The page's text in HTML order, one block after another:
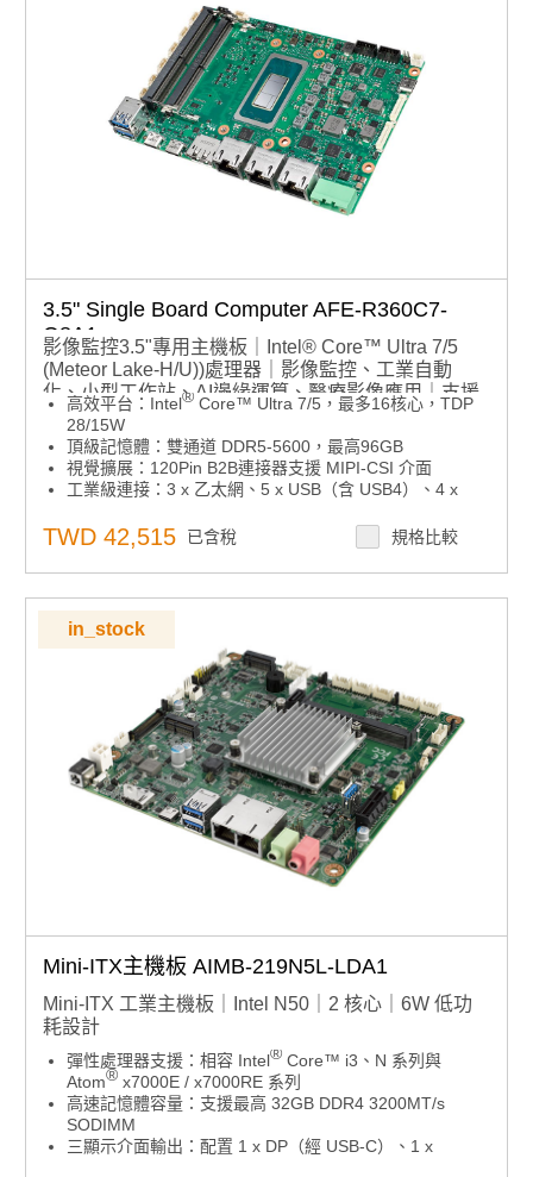
3.5" Single Board Computer AFE-R360C7-
Q8A1
影像監控3.5"專用主機板｜Intel® Core™ Ultra 7/5
(Meteor Lake-H/U))處理器｜影像監控、工業自動
化、小型工作站、AI邊緣運算、醫療影像應用｜支援
4x MIPI-CSI/ GMSL｜支援4x UART, 2x CAN FD
高效平台：Intel® Core™ Ultra 7/5，最多16核心，TDP
28/15W
頂級記憶體：雙通道 DDR5-5600，最高96GB
視覺擴展：120Pin B2B連接器支援 MIPI-CSI 介面
工業級連接：3 x 乙太網、5 x USB（含 USB4）、4 x
全向擴充：M.2 E-Key（無線模組）、B-Key（儲存擴
展）、雙 M-Key（NVMe高速儲存）
系統彈性：原生支援 Ubuntu22.04 LTS & Windows 10
LTSC，整合 DeviceOn 遠端管理
TWD 42,515 已含稅 規格比較
in_stock
Mini-ITX主機板 AIMB-219N5L-LDA1
Mini-ITX 工業主機板｜Intel N50｜2 核心｜6W 低功
耗設計
彈性處理器支援：相容 Intel® Core™ i3、N 系列與
Atom® x7000E / x7000RE 系列
高速記憶體容量：支援最高 32GB DDR4 3200MT/s
SODIMM
三顯示介面輸出：配置 1 x DP（經 USB-C）、1 x